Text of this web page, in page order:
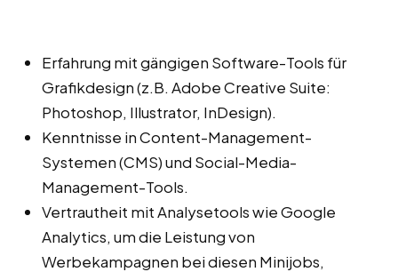
Erfahrung mit gängigen Software-Tools für
Grafikdesign (z.B. Adobe Creative Suite:
Photoshop, Illustrator, InDesign).
Kenntnisse in Content-Management-
Systemen (CMS) und Social-Media-
Management-Tools.
Vertrautheit mit Analysetools wie Google
Analytics, um die Leistung von
Werbekampagnen bei diesen Minijobs,